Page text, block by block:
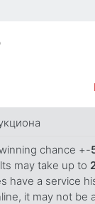
chance +-
may take up to
have a service
it may not be